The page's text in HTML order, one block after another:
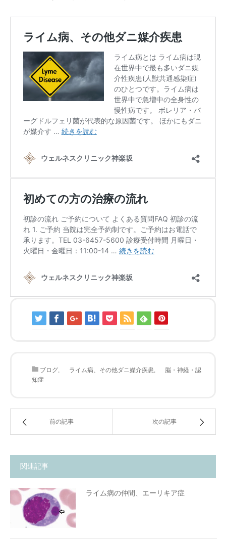
ブログ ライム病、その他ダニ媒介疾患
脳・神経・認
知症
前の記事 次の記事
関連記事
ライム病の仲間、エーリキア症